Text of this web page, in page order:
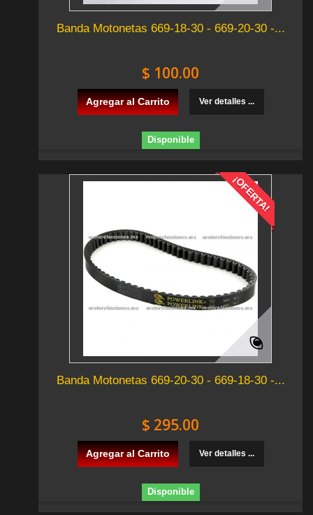
Banda Motonetas 669-18-30 - 669-20-30 -...
$ 100.00
Agregar al Carrito Ver detalles ...
Disponible
¡OFERTA!
Banda Motonetas 669-20-30 - 669-18-30 -...
$ 295.00
Agregar al Carrito Ver detalles ...
Disponible